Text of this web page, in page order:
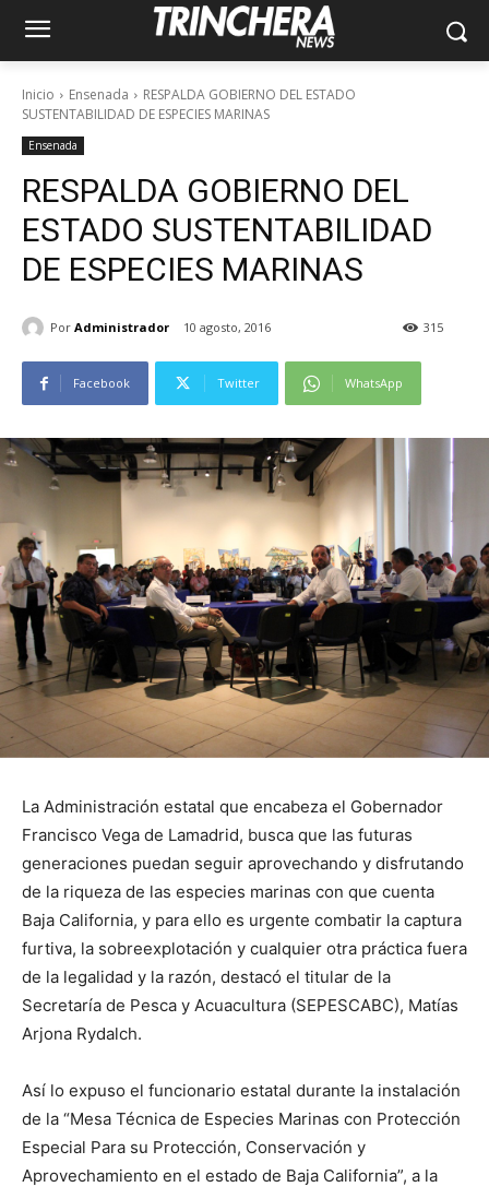
Inicio Ensenada
RESPALDA GOBIERNO DEL ESTADO
SUSTENTABILIDAD DE ESPECIES MARINAS
Ensenada
RESPALDA GOBIERNO DEL
ESTADO SUSTENTABILIDAD
DE ESPECIES MARINAS
Por Administrador 10 agosto, 2016 315
Facebook Twitter WhatsApp
La Administración estatal que encabeza el Gobernador
Francisco Vega de Lamadrid, busca que las futuras
generaciones puedan seguir aprovechando y disfrutando
de la riqueza de las especies marinas con que cuenta
Baja California, y para ello es urgente combatir la captura
furtiva, la sobreexplotación y cualquier otra práctica fuera
de la legalidad y la razón, destacó el titular de la
Secretaría de Pesca y Acuacultura (SEPESCABC), Matías
Arjona Rydalch.
Así lo expuso el funcionario estatal durante la instalación
de la “Mesa Técnica de Especies Marinas con Protección
Especial Para su Protección, Conservación y
Aprovechamiento en el estado de Baja California”, a la